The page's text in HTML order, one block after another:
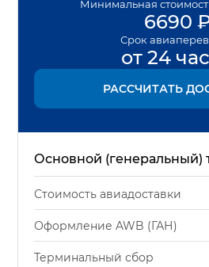
Минимальная
6690
Срок
от 24
РАССЧИТАТЬ
Основной (генеральный)
Стоимость авиадоставки
Оформление AWB (ГАН)
Терминальный сбор